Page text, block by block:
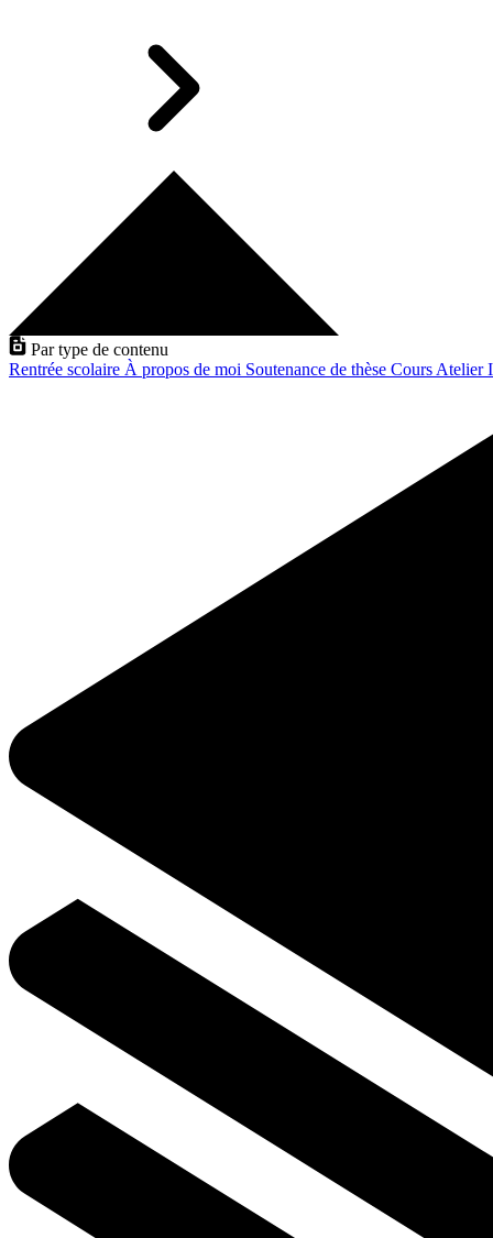
Par type de contenu
Rentrée scolaire À propos de moi Soutenance de thèse Cours Atelier